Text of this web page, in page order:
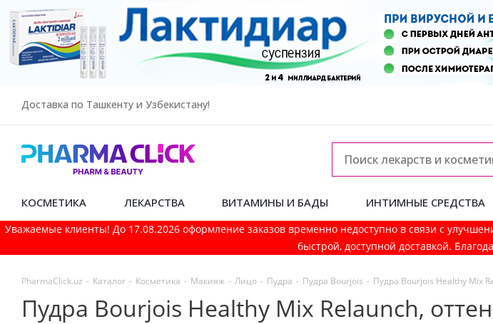
Доставка по Ташкенту и Узбекистану!
КОСМЕТИКА ЛЕКАРСТВА ВИТАМИНЫ И БАДЫ ИНТИМНЫЕ СРЕДСТВА
Уважаемые клиенты! До 17.08.2026 оформление заказов временно недоступно в связи с
быстрой, доступной доставкой.
PharmaСlick.uz - Каталог - Косметика - Макияж - Лицо - Пудра - Пудра Bourjois - Пудра Bourjois Healthy Mix
Пудра Bourjois Healthy Mix Relaunch,